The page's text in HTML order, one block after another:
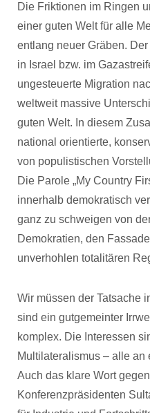
Die Friktionen im Ringen
einer guten Welt für alle
entlang neuer Gräben.
in Israel bzw. im
ungesteuerte Migration
weltweit massive
guten Welt. In diesem
national orientierte,
von populistischen
Die Parole „My Country
innerhalb demokratisch
ganz zu schweigen von
Demokratien, den
unverhohlen totalitären
Wir müssen der Tatsache
sind ein gutgemeinter
komplex. Die Interessen
Multilateralismus – alle an
Auch das klare Wort
Konferenzpräsidenten